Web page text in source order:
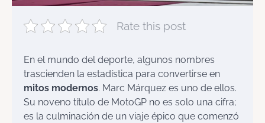
Rate this post
En el mundo del deporte, algunos nombres
trascienden la estadística para convertirse en
mitos modernos. Marc Márquez es uno de ellos.
Su noveno título de MotoGP no es solo una cifra;
es la culminación de un viaje épico que comenzó